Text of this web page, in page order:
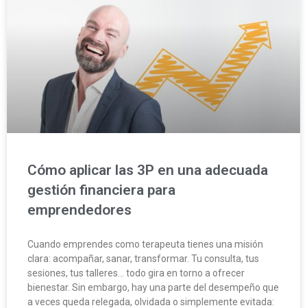
Cómo aplicar las 3P en una adecuada
gestión financiera para
emprendedores
Cuando emprendes como terapeuta tienes una misión
clara: acompañar, sanar, transformar. Tu consulta, tus
sesiones, tus talleres… todo gira en torno a ofrecer
bienestar. Sin embargo, hay una parte del desempeño que
a veces queda relegada, olvidada o simplemente evitada: